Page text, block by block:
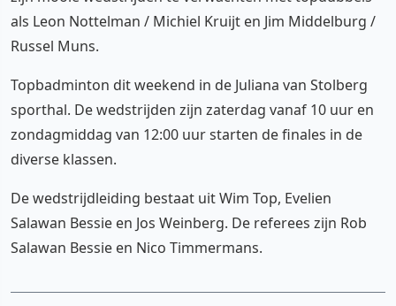
als Leon Nottelman / Michiel Kruijt en Jim Middelburg /
Russel Muns.
Topbadminton dit weekend in de Juliana van Stolberg
sporthal. De wedstrijden zijn zaterdag vanaf 10 uur en
zondagmiddag van 12:00 uur starten de finales in de
diverse klassen.
De wedstrijdleiding bestaat uit Wim Top, Evelien
Salawan Bessie en Jos Weinberg. De referees zijn Rob
Salawan Bessie en Nico Timmermans.